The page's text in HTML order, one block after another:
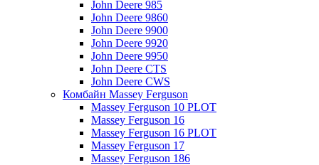
John Deere 985
John Deere 9860
John Deere 9900
John Deere 9920
John Deere 9950
John Deere CTS
John Deere CWS
Комбайн Massey Ferguson
Massey Ferguson 10 PLOT
Massey Ferguson 16
Massey Ferguson 16 PLOT
Massey Ferguson 17
Massey Ferguson 186